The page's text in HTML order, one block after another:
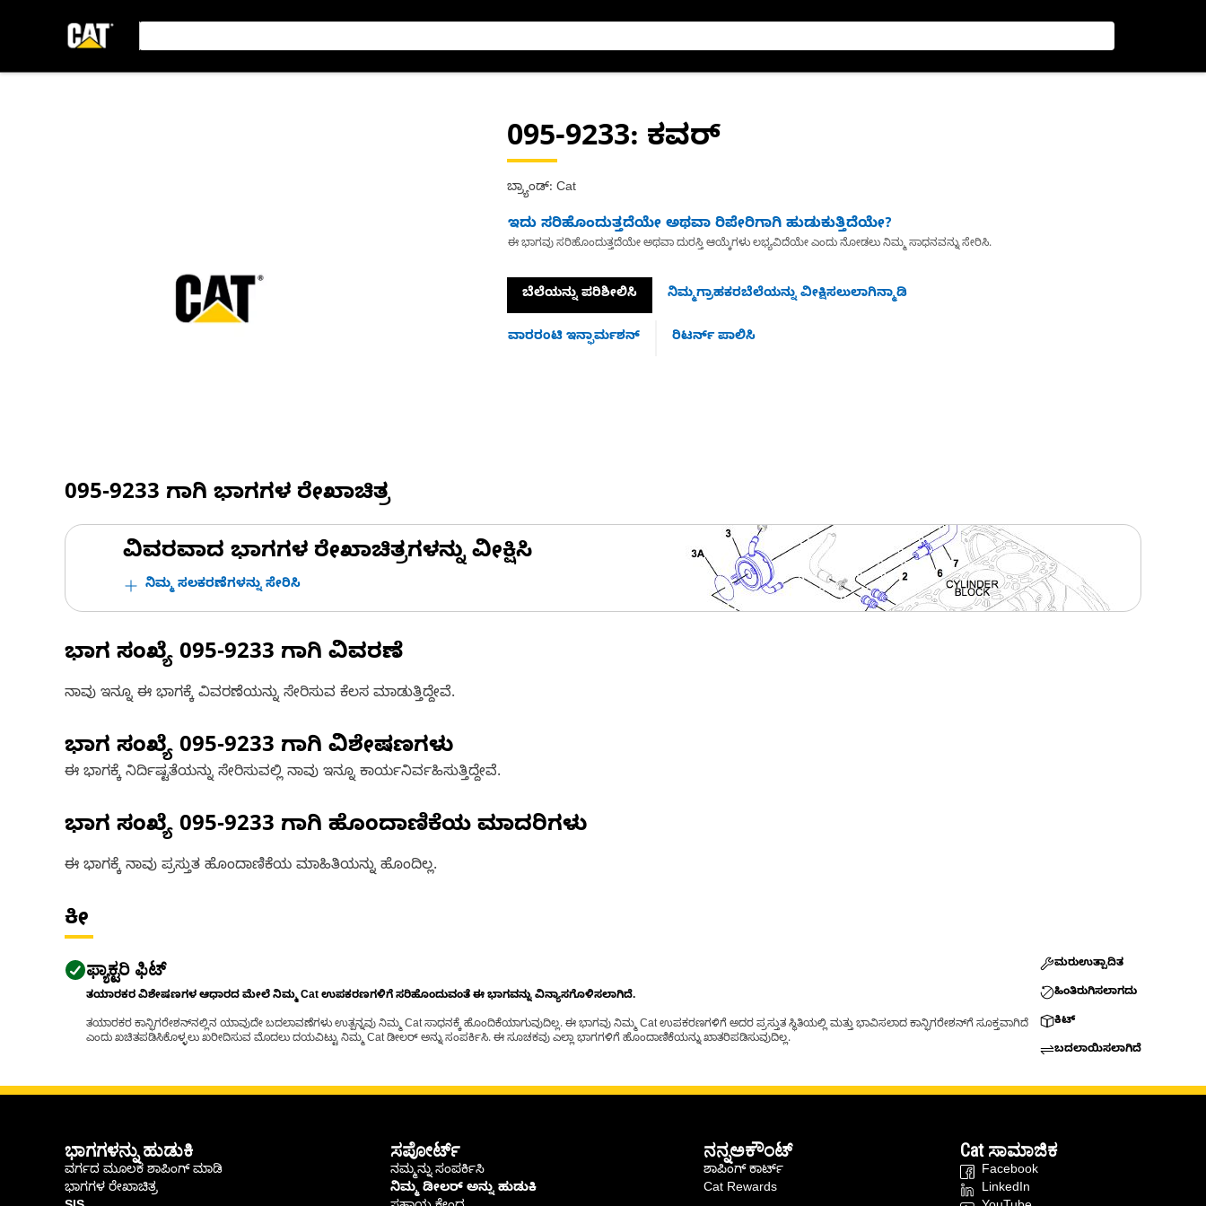
095-9233: ಕವರ್
ಬ್ರ್ಯಾಂಡ್: Cat
ಇದು ಸರಿಹೊಂದುತ್ತದೆಯೇ ಅಥವಾ ರಿಪೇರಿಗಾಗಿ ಹುಡುಕುತ್ತಿದೆಯೇ?
ಈ ಭಾಗವು ಸರಿಹೊಂದುತ್ತದೆಯೇ ಅಥವಾ ದುರಸ್ತಿ ಆಯ್ಕೆಗಳು ಲಭ್ಯವಿದೆಯೇ ಎಂದು ನೋಡಲು ನಿಮ್ಮ ಸಾಧನವನ್ನು ಸೇರಿಸಿ.
ಬೆಲೆಯನ್ನು ಪರಿಶೀಲಿಸಿ ನಿಮ್ಮಗ್ರಾಹಕರಬೆಲೆಯನ್ನು ವೀಕ್ಷಿಸಲುಲಾಗಿನ್ಮಾಡಿ
ವಾರರಂಟಿ ಇನ್ಫಾರ್ಮಶನ್ ರಿಟರ್ನ್ ಪಾಲಿಸಿ
095-9233 ಗಾಗಿ ಭಾಗಗಳ ರೇಖಾಚಿತ್ರ
ವಿವರವಾದ ಭಾಗಗಳ ರೇಖಾಚಿತ್ರಗಳನ್ನು ವೀಕ್ಷಿಸಿ
ನಿಮ್ಮ ಸಲಕರಣೆಗಳನ್ನು ಸೇರಿಸಿ
ಭಾಗ ಸಂಖ್ಯೆ 095-9233 ಗಾಗಿ ವಿವರಣೆ
ನಾವು ಇನ್ನೂ ಈ ಭಾಗಕ್ಕೆ ವಿವರಣೆಯನ್ನು ಸೇರಿಸುವ ಕೆಲಸ ಮಾಡುತ್ತಿದ್ದೇವೆ.
ಭಾಗ ಸಂಖ್ಯೆ 095-9233 ಗಾಗಿ ವಿಶೇಷಣಗಳು
ಈ ಭಾಗಕ್ಕೆ ನಿರ್ದಿಷ್ಟತೆಯನ್ನು ಸೇರಿಸುವಲ್ಲಿ ನಾವು ಇನ್ನೂ ಕಾರ್ಯನಿರ್ವಹಿಸುತ್ತಿದ್ದೇವೆ.
ಭಾಗ ಸಂಖ್ಯೆ 095-9233 ಗಾಗಿ ಹೊಂದಾಣಿಕೆಯ ಮಾದರಿಗಳು
ಈ ಭಾಗಕ್ಕೆ ನಾವು ಪ್ರಸ್ತುತ ಹೊಂದಾಣಿಕೆಯ ಮಾಹಿತಿಯನ್ನು ಹೊಂದಿಲ್ಲ.
ಕೀ
ಫ್ಯಾಕ್ಟರಿ ಫಿಟ್
ತಯಾರಕರ ವಿಶೇಷಣಗಳ ಆಧಾರದ ಮೇಲೆ ನಿಮ್ಮ Cat ಉಪಕರಣಗಳಿಗೆ ಸರಿಹೊಂದುವಂತೆ ಈ ಭಾಗವನ್ನು ವಿನ್ಯಾಸಗೊಳಿಸಲಾಗಿದೆ.
ತಯಾರಕರ ಕಾನ್ಫಿಗರೇಶನ್‌ನಲ್ಲಿನ ಯಾವುದೇ ಬದಲಾವಣೆಗಳು ಉತ್ಪನ್ನವು ನಿಮ್ಮ Cat ಸಾಧನಕ್ಕೆ ಹೊಂದಿಕೆಯಾಗುವುದಿಲ್ಲ. ಈ ಭಾಗವು ನಿಮ್ಮ Cat ಉಪಕರಣಗಳಿಗೆ ಅದರ ಪ್ರಸ್ತುತ ಸ್ಥಿತಿಯಲ್ಲಿ ಮತ್ತು ಭಾವಿಸಲಾದ ಕಾನ್ಫಿಗರೇಶನ್‌ಗೆ ಸೂಕ್ತವಾಗಿದೆ
ಎಂದು ಖಚಿತಪಡಿಸಿಕೊಳ್ಳಲು ಖರೀದಿಸುವ ಮೊದಲು ದಯವಿಟ್ಟು ನಿಮ್ಮ Cat ಡೀಲರ್ ಅನ್ನು ಸಂಪರ್ಕಿಸಿ. ಈ ಸೂಚಕವು ಎಲ್ಲಾ ಭಾಗಗಳಿಗೆ ಹೊಂದಾಣಿಕೆಯನ್ನು ಖಾತರಿಪಡಿಸುವುದಿಲ್ಲ.
ಮರುಉತ್ಪಾದಿತ
ಹಿಂತಿರುಗಿಸಲಾಗದು
ಕಿಟ್
ಬದಲಾಯಿಸಲಾಗಿದೆ
ಭಾಗಗಳನ್ನು ಹುಡುಕಿ
ವರ್ಗದ ಮೂಲಕ ಶಾಪಿಂಗ್ ಮಾಡಿ
ಭಾಗಗಳ ರೇಖಾಚಿತ್ರ
ಸಪೋರ್ಟ್
ನಮ್ಮನ್ನು ಸಂಪರ್ಕಿಸಿ
ನಿಮ್ಮ ಡೀಲರ್ ಅನ್ನು ಹುಡುಕಿ
ನನ್ನಅಕೌಂಟ್
ಶಾಪಿಂಗ್ ಕಾರ್ಟ್
Cat Rewards
Cat ಸಾಮಾಜಿಕ
Facebook
LinkedIn